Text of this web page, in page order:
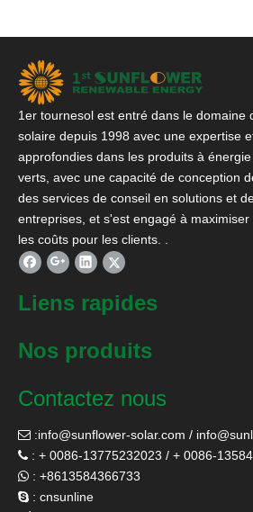
1er tournesol est entré dans le domaine
solaire depuis 1998 avec une expertise
approfondies dans les produits à
verts, avec une capacité de conception
des services de conseil en solutions et
entreprises, et s'est engagé à
les coûts pour les clients. .
Liens rapides
Nos produits
Contactez nous
 :info@sunflower-solar.com /
 : + 0086-13775232023 / + 0086-
 : +8613584366733
 : cnsunline